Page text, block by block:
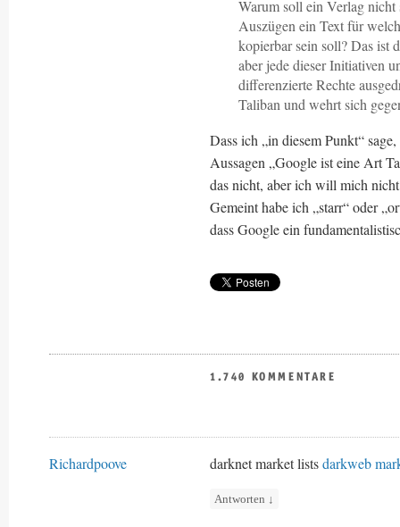
Warum soll ein Verlag
Auszügen ein Text für
kopierbar sein soll? Das ist
aber jede dieser Initiativen
differenzierte Rechte
Taliban und wehrt sich
Dass ich „in diesem Punkt“
Aussagen „Google ist eine Art
das nicht, aber ich will mich
Gemeint habe ich „starr“ oder
dass Google ein
1.740 KOMMENTARE
Richardpoove darknet market listsdarkweb
Antworten ↓